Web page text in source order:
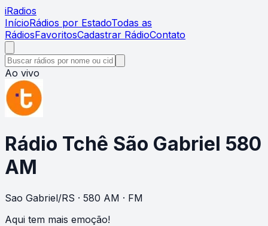
iRadios
InícioRádios por EstadoTodas as
RádiosFavoritosCadastrar RádioContato
Ao vivo
Rádio Tchê São Gabriel 580
AM
Sao Gabriel/RS · 580 AM · FM
Aqui tem mais emoção!